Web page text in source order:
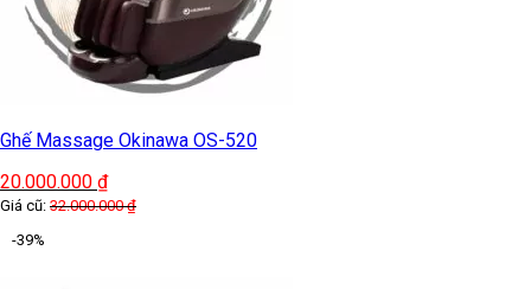
Ghế Massage Okinawa OS-520
20.000.000 ₫
Giá cũ: 32.000.000₫
-39%